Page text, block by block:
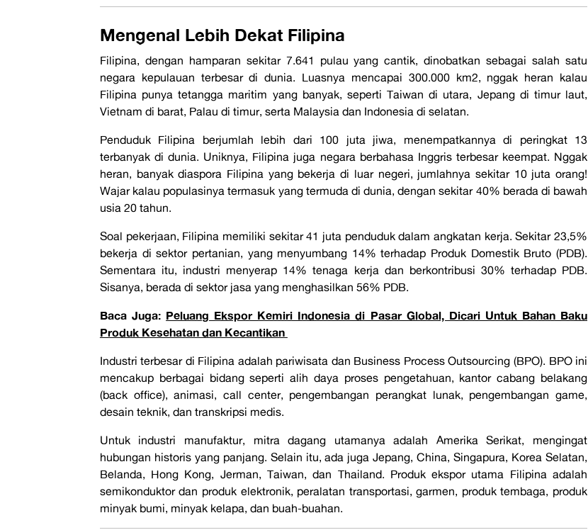
Mengenal Lebih Dekat Filipina
Filipina, dengan hamparan sekitar 7.641 pulau yang cantik, dinobatkan sebagai salah satu
negara kepulauan terbesar di dunia. Luasnya mencapai 300.000 km2, nggak heran kalau
Filipina punya tetangga maritim yang banyak, seperti Taiwan di utara, Jepang di timur laut,
Vietnam di barat, Palau di timur, serta Malaysia dan Indonesia di selatan.
Penduduk Filipina berjumlah lebih dari 100 juta jiwa, menempatkannya di peringkat 13
terbanyak di dunia. Uniknya, Filipina juga negara berbahasa Inggris terbesar keempat. Nggak
heran, banyak diaspora Filipina yang bekerja di luar negeri, jumlahnya sekitar 10 juta orang!
Wajar kalau populasinya termasuk yang termuda di dunia, dengan sekitar 40% berada di bawah
usia 20 tahun.
Soal pekerjaan, Filipina memiliki sekitar 41 juta penduduk dalam angkatan kerja. Sekitar 23,5%
bekerja di sektor pertanian, yang menyumbang 14% terhadap Produk Domestik Bruto (PDB).
Sementara itu, industri menyerap 14% tenaga kerja dan berkontribusi 30% terhadap PDB.
Sisanya, berada di sektor jasa yang menghasilkan 56% PDB.
Baca Juga: Peluang Ekspor Kemiri Indonesia di Pasar Global, Dicari Untuk Bahan Baku
Produk Kesehatan dan Kecantikan
Industri terbesar di Filipina adalah pariwisata dan Business Process Outsourcing (BPO). BPO ini
mencakup berbagai bidang seperti alih daya proses pengetahuan, kantor cabang belakang
(back office), animasi, call center, pengembangan perangkat lunak, pengembangan game,
desain teknik, dan transkripsi medis.
Untuk industri manufaktur, mitra dagang utamanya adalah Amerika Serikat, mengingat
hubungan historis yang panjang. Selain itu, ada juga Jepang, China, Singapura, Korea Selatan,
Belanda, Hong Kong, Jerman, Taiwan, dan Thailand. Produk ekspor utama Filipina adalah
semikonduktor dan produk elektronik, peralatan transportasi, garmen, produk tembaga, produk
minyak bumi, minyak kelapa, dan buah-buahan.